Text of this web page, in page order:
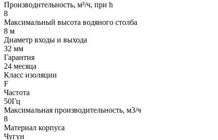
Производительность, м³/ч, при h
8
Максимальный высота водяного столба
8 м
Диаметр входы и выхода
32 мм
Гарантия
24 месяца
Класс изоляции
F
Частота
50Гц
Максимальная производительность, м3/ч
8
Материал корпуса
Чугун